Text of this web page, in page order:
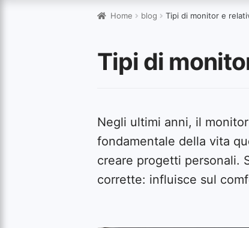
Home blog Tipi di monitor e
Tipi di
Negli ultimi anni, il
fondamentale della vita
creare progetti personali.
corrette: influisce sul